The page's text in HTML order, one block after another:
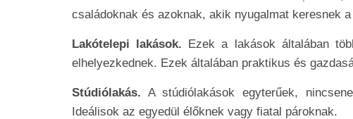
családoknak és azoknak, akik nyugalmat keresnek
Lakótelepi lakások. Ezek a lakások általában
elhelyezkednek. Ezek általában praktikus és
Stúdiólakás. A stúdiólakások egyterűek,
Ideálisok az egyedül élőknek vagy fiatal pároknak.